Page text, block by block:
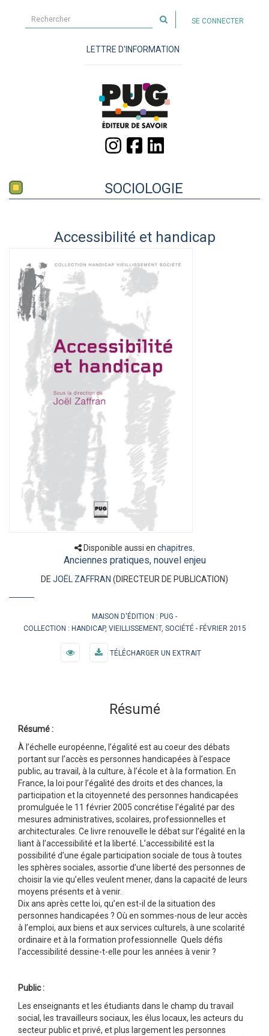
sur
site
SE CONNECTER
LETTRE D'INFORMATION
SOCIOLOGIE
Accessibilité et handicap
Disponible aussi en chapitres
Anciennes pratiques, nouvel enjeu
DE JOËL ZAFFRAN (DIRECTEUR DE PUBLICATION)
MAISON D'ÉDITION : PUG
COLLECTION : HANDICAP, VIEILLISSEMENT, SOCIÉTÉ FÉVRIER 2015
TÉLÉCHARGER UN EXTRAIT
Résumé
Résumé :
À l’échelle européenne, l’égalité est au coeur des débats
portant sur l’accès es personnes handicapées à l’espace
public, au travail, à la culture, à l’école et à la formation. En
France, la loi pour l’égalité des droits et des chances, la
participation et la citoyenneté des personnes handicapées
promulguée le 11 février 2005 concrétise l’égalité par des
mesures administratives, scolaires, professionnelles et
architecturales. Ce livre renouvelle le débat sur l’égalité en la
liant à l’accessibilité et la liberté. L’accessibilité est la
possibilité d’une égale participation sociale de tous à toutes
les sphères sociales, assortie d’une liberté des personnes de
choisir la vie qu’elles veulent mener, dans la capacité de leurs
moyens présents et à venir.
Dix ans après cette loi, qu’en est-il de la situation des
personnes handicapées ? Où en sommes-nous de leur accès
à l’emploi, aux biens et aux services culturels, à une scolarité
ordinaire et à la formation professionnelle Quels défis
l’accessibilité dessine-t-elle pour les années à venir ?
Public :
Les enseignants et les étudiants dans le champ du travail
social, les travailleurs sociaux, les élus locaux, les acteurs du
secteur public et privé, et plus largement les personnes